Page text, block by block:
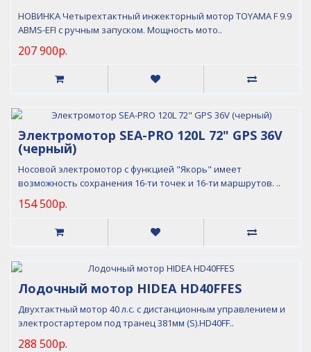
НОВИНКА Четырехтактный инжекторный мотор TOYAMA F 9.9
ABMS-EFI с ручным запуском. Мощность мото..
207 900р.
Электромотор SEA-PRO 120L 72" GPS 36V
(черный)
Носовой электромотор с функцией "Якорь" имеет
возможность сохранения 16-ти точек и 16-ти маршрутов. ..
154 500р.
Лодочный мотор HIDEA HD40FFES
Двухтактный мотор 40 л.с. с дистанционным управлением и
электростартером под транец 381мм (S).HD40FF..
288 500р.